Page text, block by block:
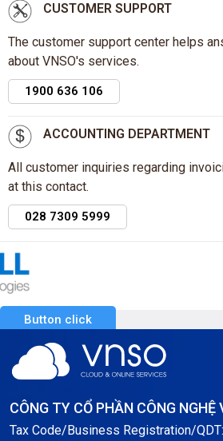
CUSTOMER SUPPORT
The customer support center helps
about VNSO's services.
1900 636 106
ACCOUNTING DEPARTMENT
All customer inquiries regarding
at this contact.
028 7309 5999
Button click
CÔNG TY CỔ PHẦN CÔNG NGHỆ
Tax Code/Business Registration/